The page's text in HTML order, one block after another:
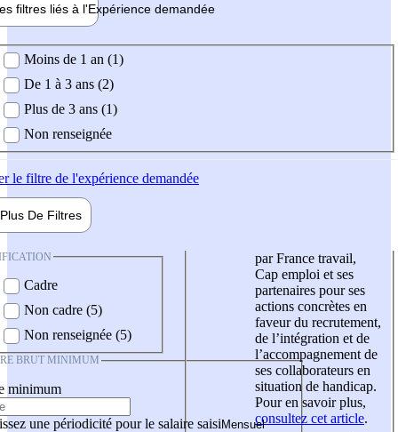
filtres liés à l'Expérience demandée
demandée
Moins de 1 an (1)
De 1 à 3 ans (2)
Plus de 3 ans (1)
Non renseignée
le filtre de l'expérience demandée
Plus De Filtres
Cadre
Non cadre (5)
Non renseignée (5)
BRUT MINIMUM
minimum
une périodicité pour le salaire saisi
par France travail,
Cap emploi et ses
partenaires pour ses
actions concrètes en
faveur du recrutement,
de l’intégration et de
l’accompagnement de
ses collaborateurs en
situation de handicap.
Pour en savoir plus,
consultez cet article.